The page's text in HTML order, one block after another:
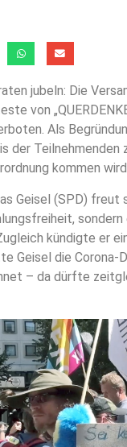
jubeln: Die
von
Als
der
kommen
Geisel (SPD) freut
kündigte er
Geisel die Corona-
– da dürfte